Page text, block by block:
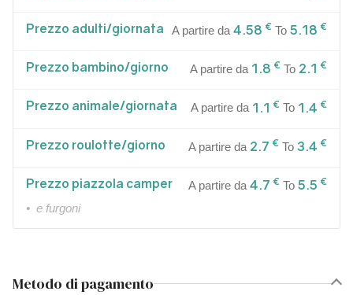
Prezzo adulti/giornata A partire da 4.58 € To 5.18 €
Prezzo bambino/giorno A partire da 1.8 € To 2.1 €
Prezzo animale/giornata A partire da 1.1 € To 1.4 €
Prezzo roulotte/giorno A partire da 2.7 € To 3.4 €
Prezzo piazzola camper A partire da 4.7 € To 5.5 €
• e furgoni
Metodo di pagamento